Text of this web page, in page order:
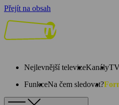
Přejít na obsah
Nejlevnější televizeKanály
FunkceNa čem sledovat?